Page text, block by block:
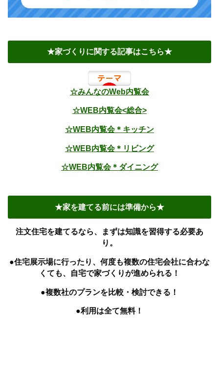
★家づくりに関する記事はこちら★
☆みんなのWeb内覧会
☆WEB内覧会<総合>
☆WEB内覧会＊キッチン
☆WEB内覧会＊リビング
☆WEB内覧会＊ダイニング
★家を建てる前には準備から★
注文住宅を建てるなら、まずは知識を習得する必要あ
り。
●住宅展示場に行ったり、何度も複数の住宅会社に合わな
くても、自宅で家づくりが進められる！
●複数社のプランを比較・検討できる！
●利用は全て無料！